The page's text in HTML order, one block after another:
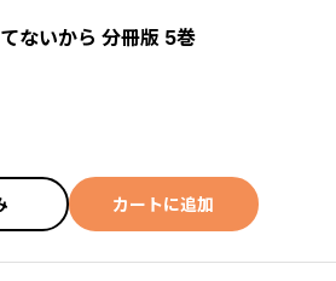
ないから 分冊版 5巻
カートに追加